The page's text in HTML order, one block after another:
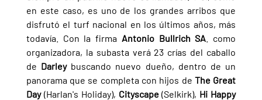
en este caso, es uno de los grandes arribos que
disfrutó el turf nacional en los últimos años, más
todavía. Con la firma Antonio Bullrich SA . como
organizadora, la subasta verá 23 crías del caballo
de Darley buscando nuevo dueño, dentro de un
panorama que se completa con hijos de The Great
Day (Harlan's Holiday), Cityscape (Selkirk),
Hi Happy